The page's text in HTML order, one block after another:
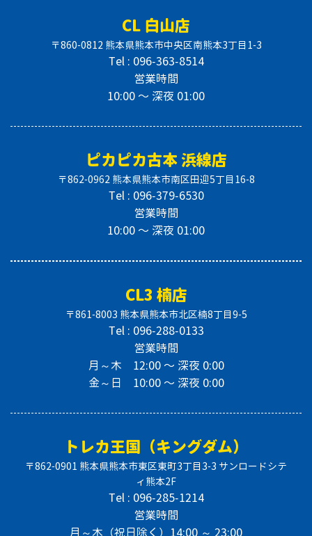
CL 白山店
〒860-0812 熊本県熊本市中央区南熊本3丁目1-3
Tel : 096-363-8514
営業時間
10:00 〜 深夜 01:00
ピカピカ古本 浜線店
〒862-0962 熊本県熊本市南区田迎5丁目16-8
Tel : 096-379-6530
営業時間
10:00 〜 深夜 01:00
CL3 楠店
〒861-8003 熊本県熊本市北区楠8丁目9-5
Tel : 096-288-0133
営業時間
月～木 12:00 〜 深夜 0:00
金～日 10:00 〜 深夜 0:00
トレカ王国（キングダム）
〒862-0901 熊本県熊本市東区東町3丁目3-3 サンロードシテ
ィ熊本2F
Tel : 096-285-1214
営業時間
月～木（祝日除く）14:00 ～ 23:00